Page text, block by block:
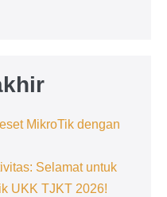
MikroTik dengan
Selamat untuk
UKK TJKT 2026!